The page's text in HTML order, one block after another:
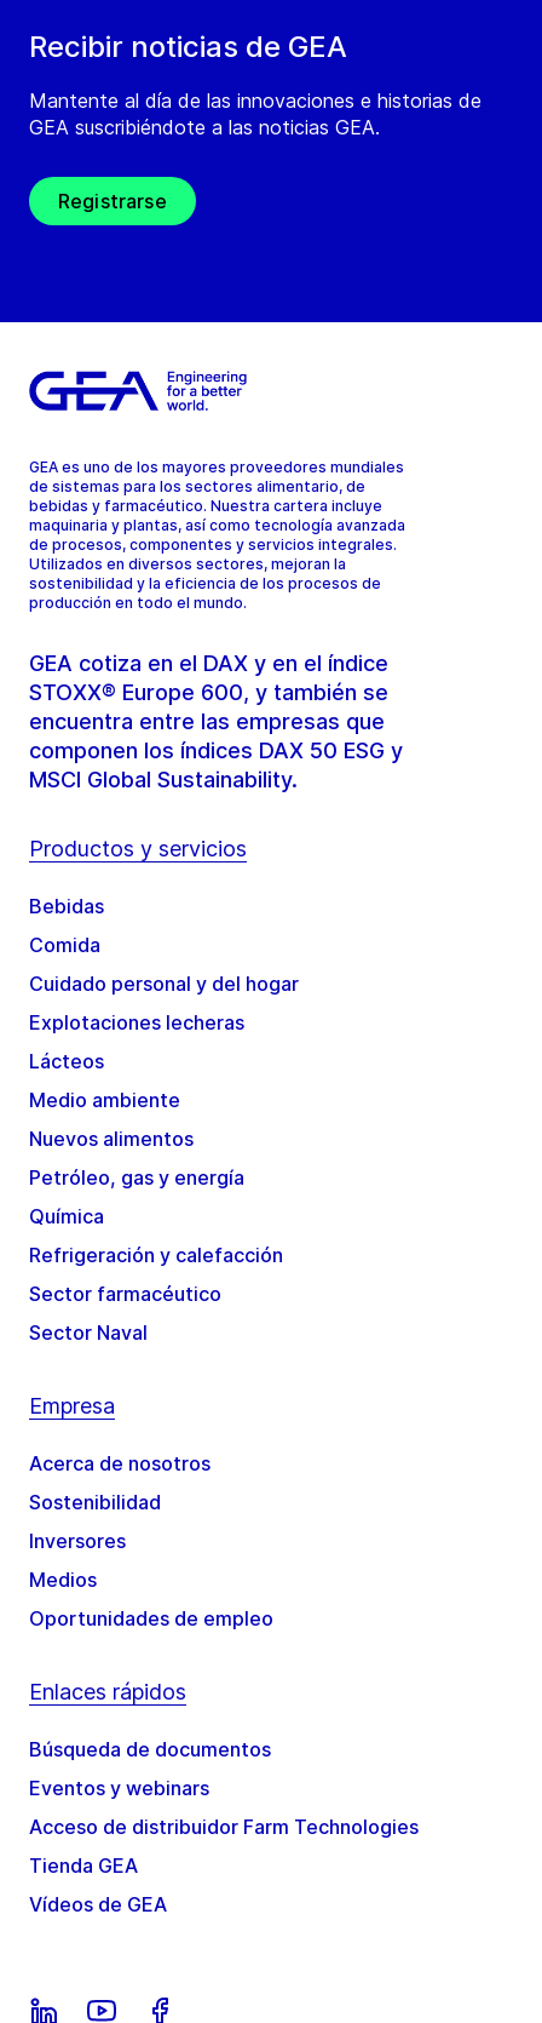
Recibir noticias de GEA
Mantente al día de las innovaciones e historias de
GEA suscribiéndote a las noticias GEA.
Registrarse
GEA es uno de los mayores proveedores mundiales
de sistemas para los sectores alimentario, de
bebidas y farmacéutico. Nuestra cartera incluye
maquinaria y plantas, así como tecnología avanzada
de procesos, componentes y servicios integrales.
Utilizados en diversos sectores, mejoran la
sostenibilidad y la eficiencia de los procesos de
producción en todo el mundo.
GEA cotiza en el DAX y en el índice
STOXX® Europe 600, y también se
encuentra entre las empresas que
componen los índices DAX 50 ESG y
MSCI Global Sustainability.
Productos y servicios
Bebidas
Comida
Cuidado personal y del hogar
Explotaciones lecheras
Lácteos
Medio ambiente
Nuevos alimentos
Petróleo, gas y energía
Química
Refrigeración y calefacción
Sector farmacéutico
Sector Naval
Empresa
Acerca de nosotros
Sostenibilidad
Inversores
Medios
Oportunidades de empleo
Enlaces rápidos
Búsqueda de documentos
Eventos y webinars
Acceso de distribuidor Farm Technologies
Tienda GEA
Vídeos de GEA